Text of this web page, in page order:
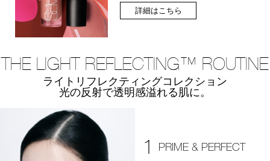
詳細はこちら
THE LIGHT REFLECTING™ ROUTINE
ライトリフレクティングコレクション
光の反射で透明感溢れる肌に。
1 PRIME & PERFECT